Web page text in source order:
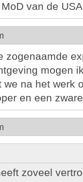
van de
zogenaamde
mogen
na het werk
en een
zoveel